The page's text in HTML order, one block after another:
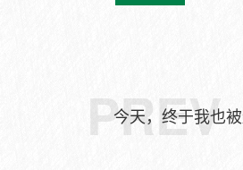
PREV
今天，终于我也被